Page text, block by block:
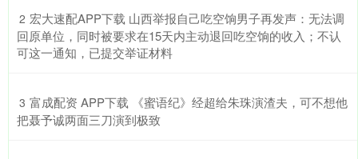
2 ​宏大速配APP下载 山西举报自己吃空饷男子再发声：无法调
回原单位，同时被要求在15天内主动退回吃空饷的收入；不认
可这一通知，已提交举证材料
3 ​富成配资 APP下载 《蜜语纪》经超给朱珠演渣夫，可不想他
把聂予诚两面三刀演到极致